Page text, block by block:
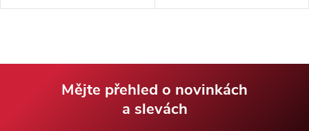
kvalitní nerezové oceli. Součástí
karbonové oceli a pevného
Mějte přehled o novinkách
a slevách